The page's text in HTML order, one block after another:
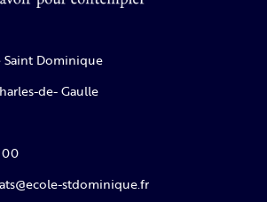
Saint Dominique
de- Gaulle
00
stdominique.fr